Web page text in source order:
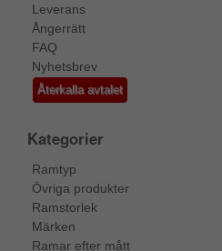
Leverans
Ångerrätt
FAQ
Nyhetsbrev
Återkalla avtalet
Kategorier
Ramtyp
Övriga produkter
Ramstorlek
Märken
Ramar efter mått